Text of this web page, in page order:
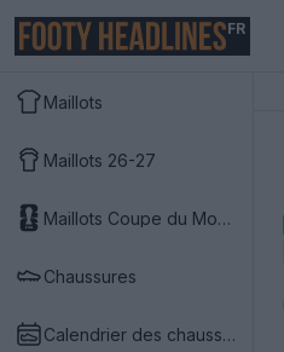
FR
Maillots
Maillots 26-27
Maillots Coupe du Monde 2026
Chaussures
Calendrier des chaussures